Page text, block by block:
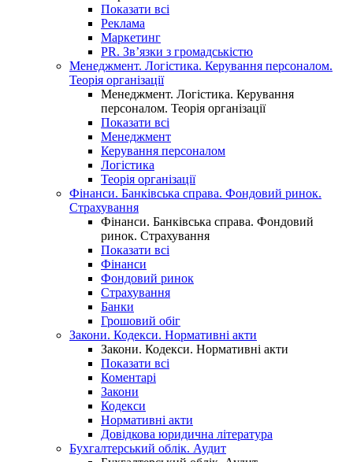
Показати всі
Реклама
Маркетинг
PR. Зв’язки з громадськістю
Менеджмент. Логістика. Керування персоналом.
Теорія організації
Менеджмент. Логістика. Керування
персоналом. Теорія організації
Показати всі
Менеджмент
Керування персоналом
Логістика
Теорія організації
Фінанси. Банківська справа. Фондовий ринок.
Страхування
Фінанси. Банківська справа. Фондовий
ринок. Страхування
Показати всі
Фінанси
Фондовий ринок
Страхування
Банки
Грошовий обіг
Закони. Кодекси. Нормативні акти
Закони. Кодекси. Нормативні акти
Показати всі
Коментарі
Закони
Кодекси
Нормативні акти
Довідкова юридична література
Бухгалтерський облік. Аудит